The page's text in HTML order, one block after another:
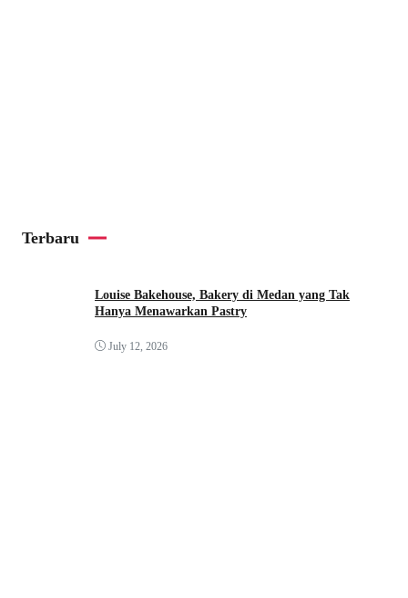
Terbaru
Louise Bakehouse, Bakery di Medan yang Tak
Hanya Menawarkan Pastry
July 12, 2026